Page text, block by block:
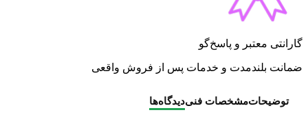
گارانتی معتبر و پاسخ‌گو
ضمانت بلندمدت و خدمات پس از فروش واقعی
توضیحاتمشخصات فنیدیدگاه‌ها